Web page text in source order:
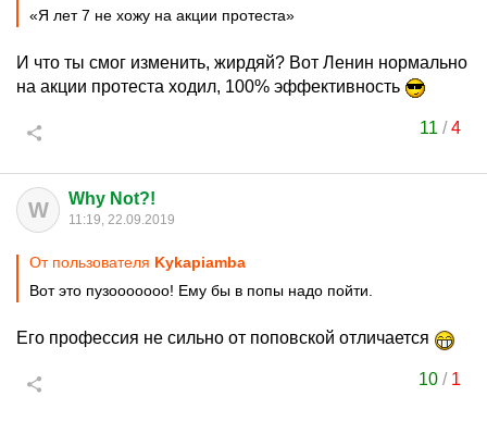
«Я лет 7 не хожу на акции протеста»
И что ты смог изменить, жирдяй? Вот Ленин нормально
на акции протеста ходил, 100% эффективность
11 /4
W Why Not?!
11:19, 22.09.2019
От пользователя Kykapiamba
Вот это пузооооооо! Ему бы в попы надо пойти.
Его профессия не сильно от поповской отличается
10 / 1